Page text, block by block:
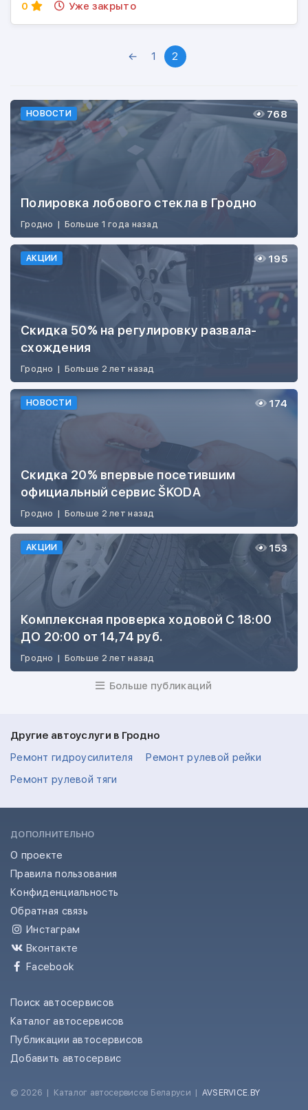
0
Уже закрыто
← 1 2
НОВОСТИ
Полировка лобового стекла в Гродно
Гродно | Больше 1 года назад
768
АКЦИИ
Скидка 50% на регулировку развала-
схождения
Гродно | Больше 2 лет назад
195
НОВОСТИ
Скидка 20% впервые посетившим
официальный сервис ŠKODA
Гродно | Больше 2 лет назад
174
АКЦИИ
Комплексная проверка ходовой С 18:00
ДО 20:00 от 14,74 руб.
Гродно | Больше 2 лет назад
153
Больше публикаций
Другие автоуслуги в Гродно
Ремонт гидроусилителя
Ремонт рулевой рейки
Ремонт рулевой тяги
ДОПОЛНИТЕЛЬНО
О проекте
Правила пользования
Конфиденциальность
Обратная связь
Инстаграм
Вконтакте
Facebook
Поиск автосервисов
Каталог автосервисов
Публикации автосервисов
Добавить автосервис
© 2026 | Каталог автосервисов Беларуси | AVSERVICE.BY